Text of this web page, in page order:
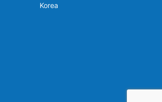
Korea